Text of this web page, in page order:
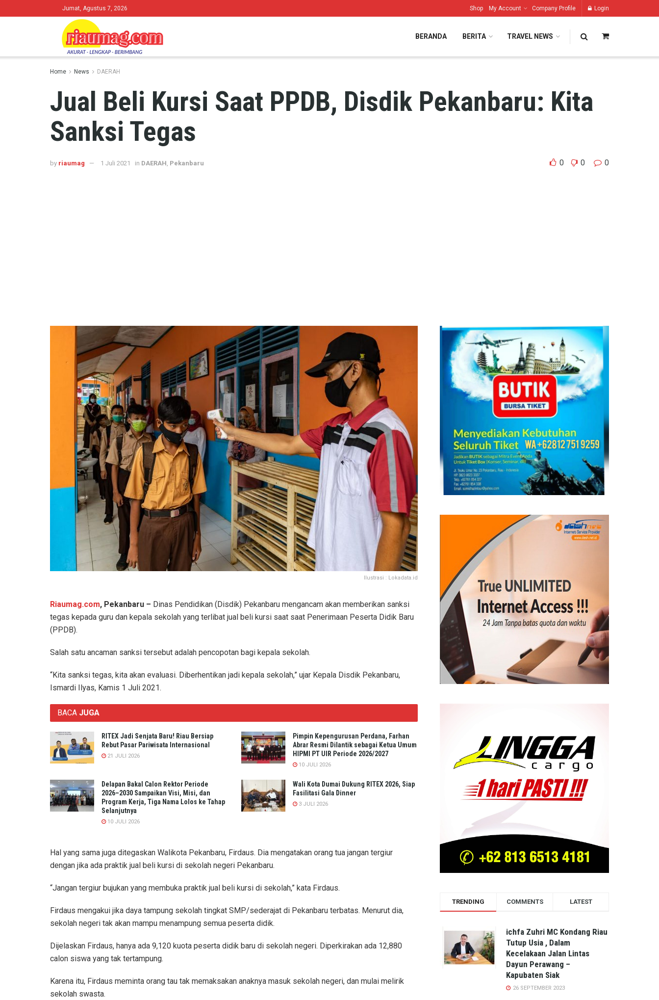
Jumat, Agustus 7, 2026 Shop My Account Company Profile Login
BERANDA BERITA TRAVEL NEWS
Home News DAERAH
Jual Beli Kursi Saat PPDB, Disdik Pekanbaru: Kita
Sanksi Tegas
by riaumag 1 Juli 2021 in DAERAH Pekanbaru 0 0 0
Ilustrasi : Lokadata.id
Riaumag.com, Pekanbaru – Dinas Pendidikan (Disdik) Pekanbaru mengancam akan memberikan sanksi
tegas kepada guru dan kepala sekolah yang terlibat jual beli kursi saat saat Penerimaan Peserta Didik Baru
(PPDB).
Salah satu ancaman sanksi tersebut adalah pencopotan bagi kepala sekolah.
“Kita sanksi tegas, kita akan evaluasi. Diberhentikan jadi kepala sekolah,” ujar Kepala Disdik Pekanbaru,
Ismardi Ilyas, Kamis 1 Juli 2021.
BACA JUGA
RITEX Jadi Senjata Baru! Riau Bersiap
Rebut Pasar Pariwisata Internasional
21 JULI 2026
Pimpin Kepengurusan Perdana, Farhan
Abrar Resmi Dilantik sebagai Ketua Umum
HIPMI PT UIR Periode 2026/2027
10 JULI 2026
Delapan Bakal Calon Rektor Periode
2026–2030 Sampaikan Visi, Misi, dan
Program Kerja, Tiga Nama Lolos ke Tahap
Selanjutnya
10 JULI 2026
Wali Kota Dumai Dukung RITEX 2026, Siap
Fasilitasi Gala Dinner
3 JULI 2026
Hal yang sama juga ditegaskan Walikota Pekanbaru, Firdaus. Dia mengatakan orang tua jangan tergiur
dengan jika ada praktik jual beli kursi di sekolah negeri Pekanbaru.
“Jangan tergiur bujukan yang membuka praktik jual beli kursi di sekolah,” kata Firdaus.
Firdaus mengakui jika daya tampung sekolah tingkat SMP/sederajat di Pekanbaru terbatas. Menurut dia,
sekolah negeri tak akan mampu menampung semua peserta didik.
Dijelaskan Firdaus, hanya ada 9,120 kuota peserta didik baru di sekolah negeri. Diperkirakan ada 12,880
calon siswa yang tak tertampung.
Karena itu, Firdaus meminta orang tau tak memaksakan anaknya masuk sekolah negeri, dan mulai melirik
sekolah swasta.
TRENDING COMMENTS LATEST
ichfa Zuhri MC Kondang Riau
Tutup Usia , Dalam
Kecelakaan Jalan Lintas
Dayun Perawang –
Kapubaten Siak
26 SEPTEMBER 2023